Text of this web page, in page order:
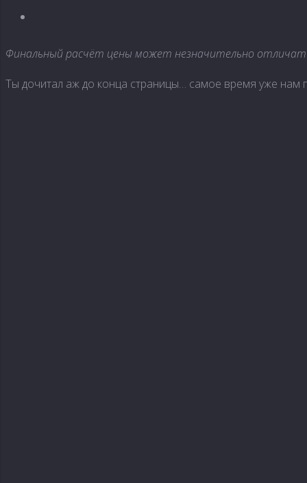
Финальный расчёт цены может незначительно
Ты дочитал аж до конца страницы… самое время уже нам